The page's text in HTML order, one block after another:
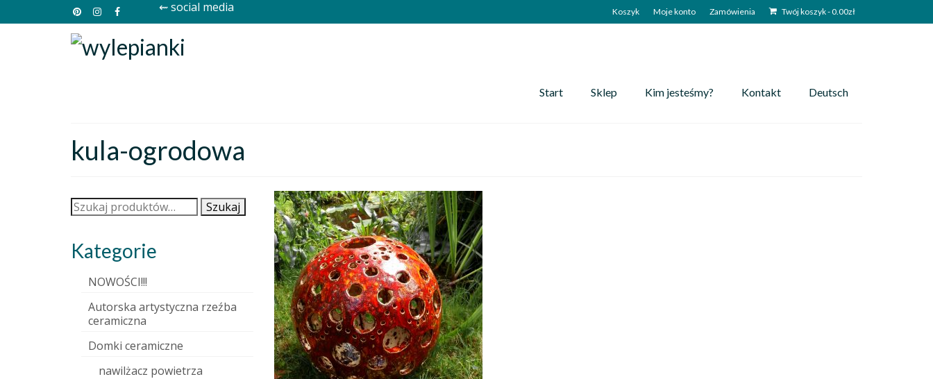
Koszyk Moje konto Zamówienia Twój koszyk-0.00zł
⇜ social media
Start Sklep Kim jesteśmy? Kontakt Deutsch
kula-ogrodowa
Szukaj: Szukaj
Kategorie
NOWOŚCI!!!
Autorska artystyczna rzeźba
ceramiczna
Domki ceramiczne
nawilżacz powietrza